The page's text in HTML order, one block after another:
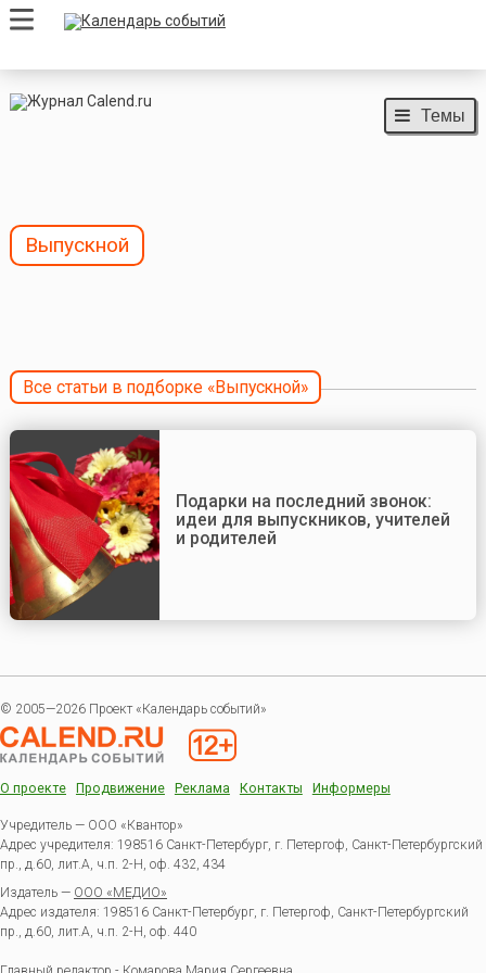
Темы
Выпускной
Все статьи в подборке «Выпускной»
Подарки на последний звонок:
идеи для выпускников, учителей
и родителей
© 2005—2026 Проект «Календарь событий»
О проекте Продвижение Реклама Контакты Информеры
Учредитель — ООО «Квантор»
Адрес учредителя: 198516 Санкт-Петербург, г. Петергоф, Санкт-Петербургский
пр., д.60, лит.А, ч.п. 2-Н, оф. 432, 434
Издатель — ООО «МЕДИО»
Адрес издателя: 198516 Санкт-Петербург, г. Петергоф, Санкт-Петербургский
пр., д.60, лит.А, ч.п. 2-Н, оф. 440